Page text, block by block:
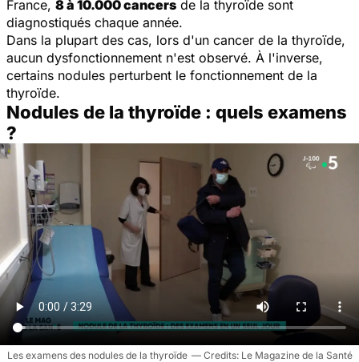
France, 8 à 10.000 cancers de la thyroïde sont
diagnostiqués chaque année.
Dans la plupart des cas, lors d'un cancer de la thyroïde,
aucun dysfonctionnement n'est observé. À l'inverse,
certains nodules perturbent le fonctionnement de la
thyroïde.
Nodules de la thyroïde : quels examens
?
Les examens des nodules de la thyroïde
Le Magazine de la Santé